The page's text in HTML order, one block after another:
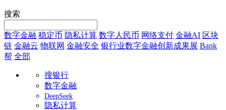
搜索
数字金融 稳定币 隐私计算 数字人民币 网络支付 金融AI 区块
链 金融云 物联网 金融安全 银行业数字金融创新成果展 Bank
帮 全部
搜银行
数字金融
DeepSeek
隐私计算